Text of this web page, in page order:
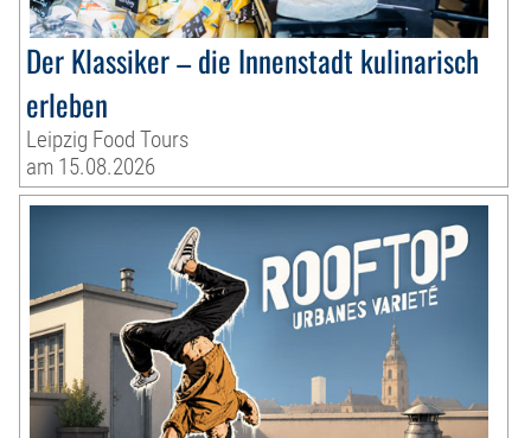
Der Klassiker – die Innenstadt kulinarisch
erleben
Leipzig Food Tours
am 15.08.2026